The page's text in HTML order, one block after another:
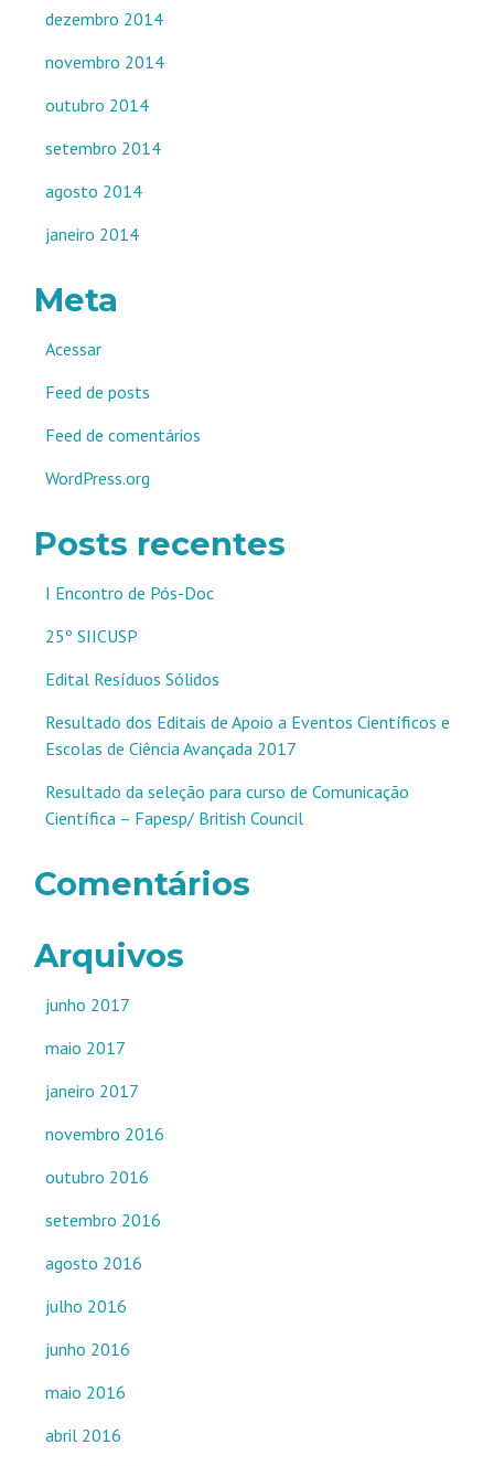
dezembro 2014
novembro 2014
outubro 2014
setembro 2014
agosto 2014
janeiro 2014
Meta
Acessar
Feed de posts
Feed de comentários
WordPress.org
Posts recentes
I Encontro de Pós-Doc
25º SIICUSP
Edital Resíduos Sólidos
Resultado dos Editais de Apoio a Eventos Científicos e
Escolas de Ciência Avançada 2017
Resultado da seleção para curso de Comunicação
Científica – Fapesp/ British Council
Comentários
Arquivos
junho 2017
maio 2017
janeiro 2017
novembro 2016
outubro 2016
setembro 2016
agosto 2016
julho 2016
junho 2016
maio 2016
abril 2016